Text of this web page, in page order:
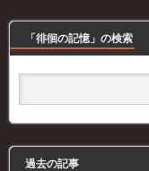
「徘徊の記憶」の検索
過去の記事